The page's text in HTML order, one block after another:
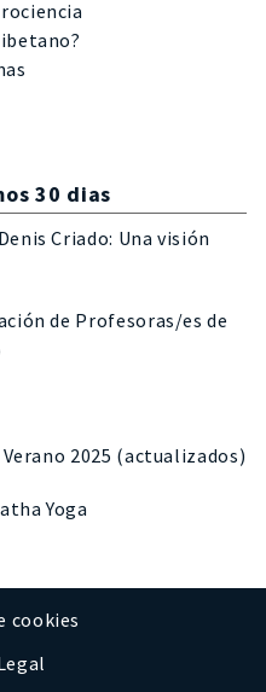
30 dias
Criado: Una visión
de Profesoras/es de
2025 (actualizados)
Yoga
cookies